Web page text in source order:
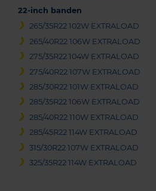
22-inch banden
265/35R22 102W EXTRALOAD
265/40R22 106W EXTRALOAD
275/35R22 104W EXTRALOAD
275/40R22 107W EXTRALOAD
285/30R22 101W EXTRALOAD
285/35R22 106W EXTRALOAD
285/40R22 110W EXTRALOAD
285/45R22 114W EXTRALOAD
315/30R22 107W EXTRALOAD
325/35R22 114W EXTRALOAD